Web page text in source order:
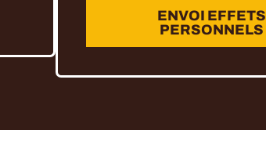
ENVOI EFFETS
PERSONNELS